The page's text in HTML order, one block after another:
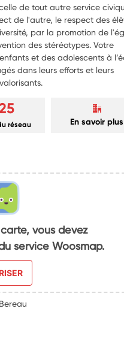
de tout autre service
de l'autre, le respect des
par la promotion de
des stéréotypes. Votre
et des adolescents à
dans leurs efforts et leurs
réseau En savoir plus
vous devez
service Woosmap.